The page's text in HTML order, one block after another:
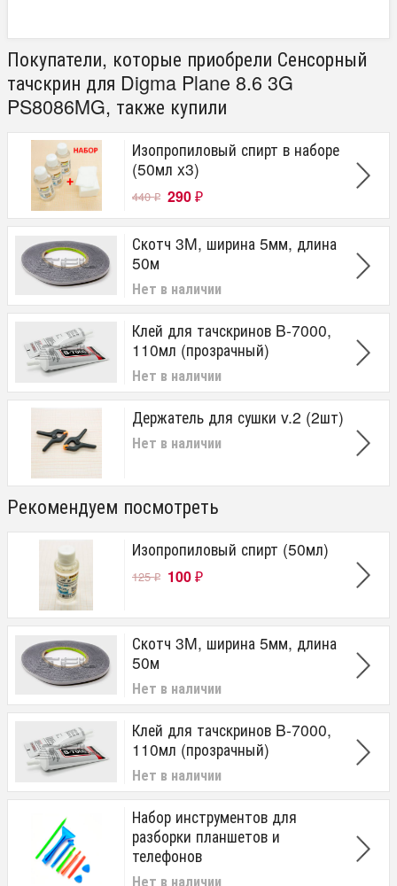
Покупатели, которые приобрели Сенсорный
тачскрин для Digma Plane 8.6 3G
PS8086MG, также купили
Изопропиловый спирт в наборе
(50мл x3)
440₽ 290 ₽
Скотч 3M, ширина 5мм, длина
50м
Нет в наличии
Клей для тачскринов B-7000,
110мл (прозрачный)
Нет в наличии
Держатель для сушки v.2 (2шт)
Нет в наличии
Рекомендуем посмотреть
Изопропиловый спирт (50мл)
125₽ 100 ₽
Скотч 3M, ширина 5мм, длина
50м
Нет в наличии
Клей для тачскринов B-7000,
110мл (прозрачный)
Нет в наличии
Набор инструментов для
разборки планшетов и
телефонов
Нет в наличии